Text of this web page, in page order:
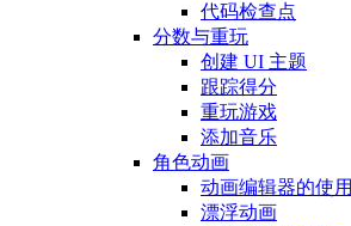
代码检查点
分数与重玩
创建 UI 主题
跟踪得分
重玩游戏
添加音乐
角色动画
动画编辑器的使用
漂浮动画